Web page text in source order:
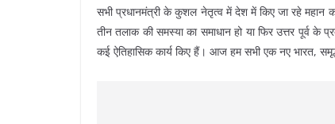
सभी प्रधानमंत्री के कुशल नेतृत्व में देश में किए जा रहे महान
तीन तलाक की समस्या का समाधान हो या फिर उत्तर पूर्व के
कई ऐतिहासिक कार्य किए हैं। आज हम सभी एक नए भारत,